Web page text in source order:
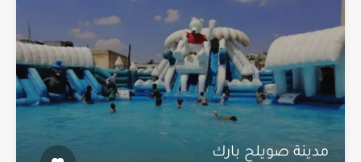
مدينة صويلح بارك